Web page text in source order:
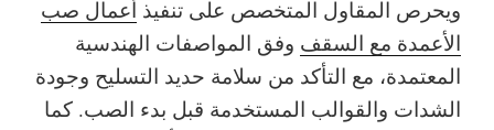
ويحرص المقاول المتخصص على تنفيذ أعمال صب
الأعمدة مع السقف وفق المواصفات الهندسية
المعتمدة، مع التأكد من سلامة حديد التسليح وجودة
الشدات والقوالب المستخدمة قبل بدء الصب. كما